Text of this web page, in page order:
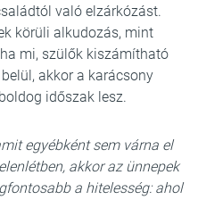
való elzárkózást.
körüli alkudozás, mint
mi, szülők kiszámítható
akkor a karácsony
időszak lesz.
egyébként sem várna el
akkor az ünnepek
a hitelesség: ahol